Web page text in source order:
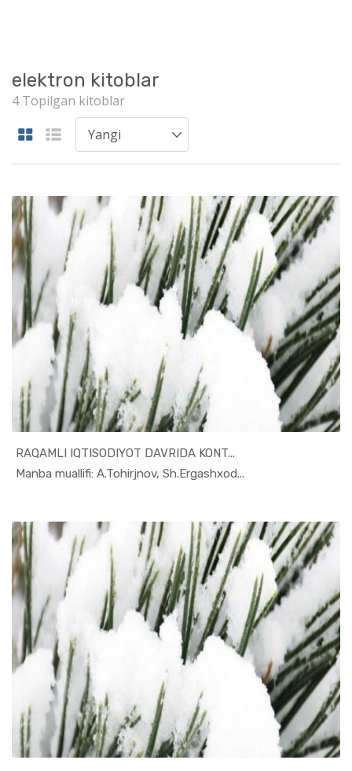
elektron kitoblar
4 Topilgan kitoblar
RAQAMLI IQTISODIYOT DAVRIDA KONT...
Manba muallifi: A.Tohirjnov, Sh.Ergashxod...
In Marketi...